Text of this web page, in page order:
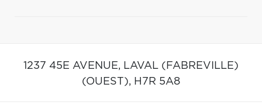
1237 45E AVENUE, LAVAL (FABREVILLE)
(OUEST), H7R 5A8